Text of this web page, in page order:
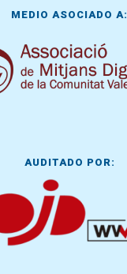
MEDIO ASOCIADO A:
AUDITADO POR: